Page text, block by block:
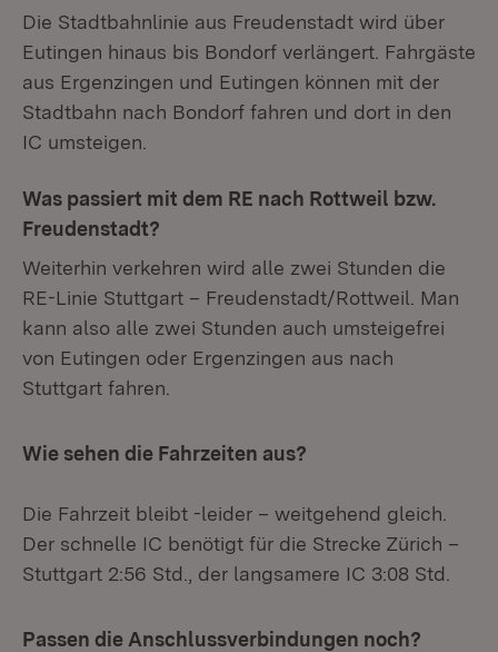
Die Stadtbahnlinie aus Freudenstadt wird über
Eutingen hinaus bis Bondorf verlängert. Fahrgäste
aus Ergenzingen und Eutingen können mit der
Stadtbahn nach Bondorf fahren und dort in den
IC umsteigen.
Was passiert mit dem RE nach Rottweil bzw.
Freudenstadt?
Weiterhin verkehren wird alle zwei Stunden die
RE-Linie Stuttgart – Freudenstadt/Rottweil. Man
kann also alle zwei Stunden auch umsteigefrei
von Eutingen oder Ergenzingen aus nach
Stuttgart fahren.
Wie sehen die Fahrzeiten aus?
Die Fahrzeit bleibt -leider – weitgehend gleich.
Der schnelle IC benötigt für die Strecke Zürich –
Stuttgart 2:56 Std., der langsamere IC 3:08 Std.
Passen die Anschlussverbindungen noch?